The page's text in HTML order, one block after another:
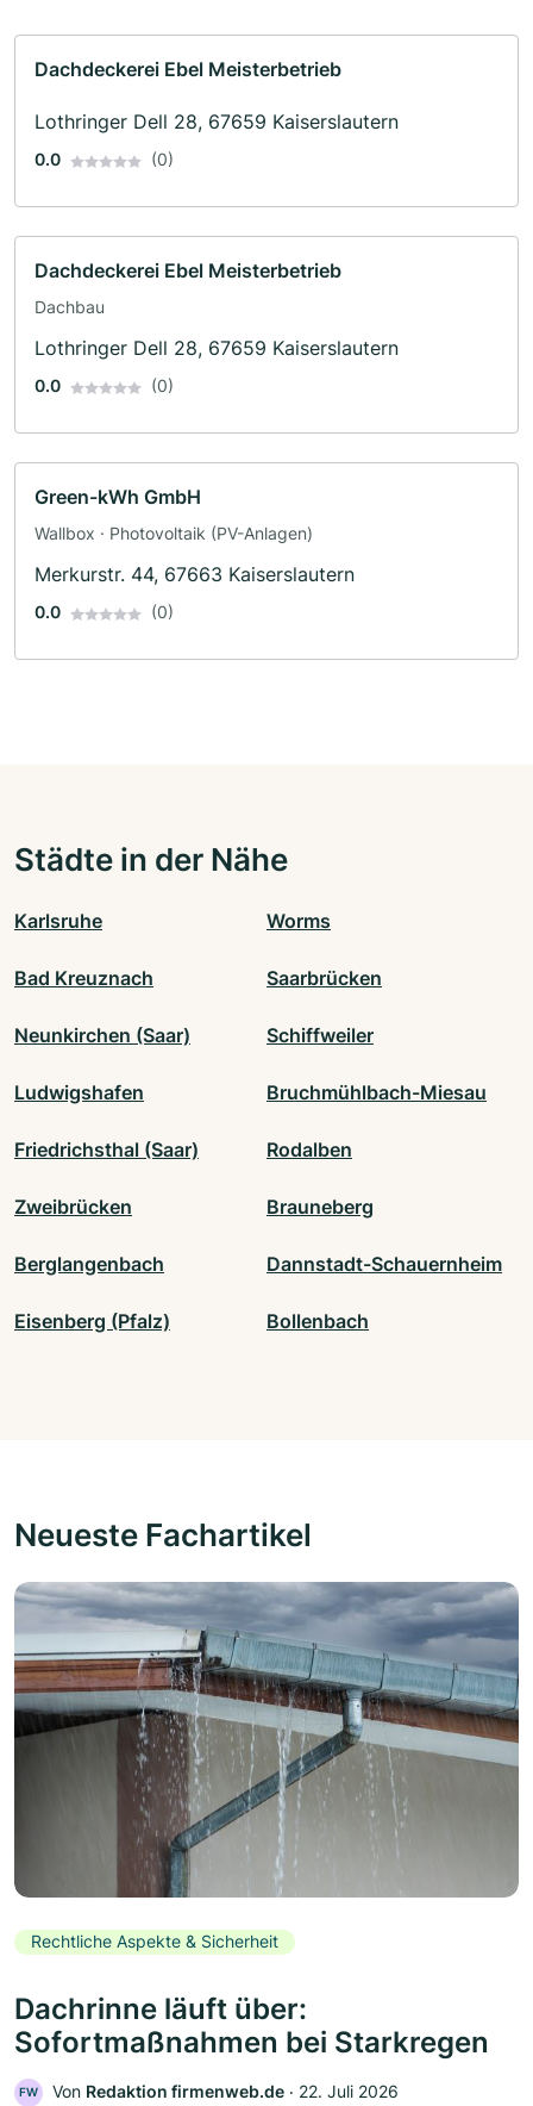
Dachdeckerei Ebel Meisterbetrieb
Lothringer Dell 28, 67659 Kaiserslautern
0.0 (0)
Dachdeckerei Ebel Meisterbetrieb
Dachbau
Lothringer Dell 28, 67659 Kaiserslautern
0.0 (0)
Green-kWh GmbH
Wallbox · Photovoltaik (PV-Anlagen)
Merkurstr. 44, 67663 Kaiserslautern
0.0 (0)
Städte in der Nähe
Karlsruhe Worms
Bad Kreuznach Saarbrücken
Neunkirchen (Saar) Schiffweiler
Ludwigshafen Bruchmühlbach-Miesau
Friedrichsthal (Saar) Rodalben
Zweibrücken Brauneberg
Berglangenbach Dannstadt-Schauernheim
Eisenberg (Pfalz) Bollenbach
Neueste Fachartikel
Rechtliche Aspekte & Sicherheit
Dachrinne läuft über:
Sofortmaßnahmen bei Starkregen
FW Von Redaktion firmenweb.de ‧ 22. Juli 2026